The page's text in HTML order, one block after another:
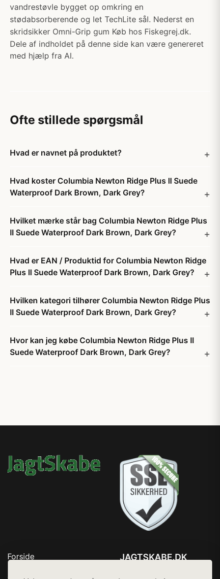
vandrestøvle bygget op omkring en
stødabsorberende og let TechLite sål. Nederst en
skridsikker Omni-Grip gum Køb hos Fiskegrej.dk.
Dele af indholdet på denne side kan være genereret
med hjælp fra AI.
Ofte stillede spørgsmål
Hvad er navnet på produktet?
Hvad koster Columbia Newton Ridge Plus II Suede
Waterproof Dark Brown, Dark Grey?
Hvilket mærke står bag Columbia Newton Ridge Plus
II Suede Waterproof Dark Brown, Dark Grey?
Hvad er EAN / Produktid for Columbia Newton Ridge
Plus II Suede Waterproof Dark Brown, Dark Grey?
Hvilken kategori tilhører Columbia Newton Ridge Plus
II Suede Waterproof Dark Brown, Dark Grey?
Hvor kan jeg købe Columbia Newton Ridge Plus II
Suede Waterproof Dark Brown, Dark Grey?
Forside
JAGTSKABE.DK